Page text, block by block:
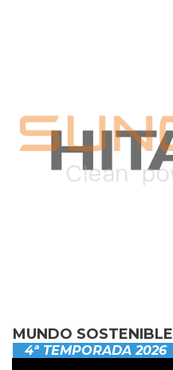
MUNDO SOSTENIBLE
4ª TEMPORADA 2026